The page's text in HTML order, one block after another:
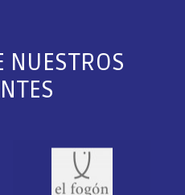
NUESTROS